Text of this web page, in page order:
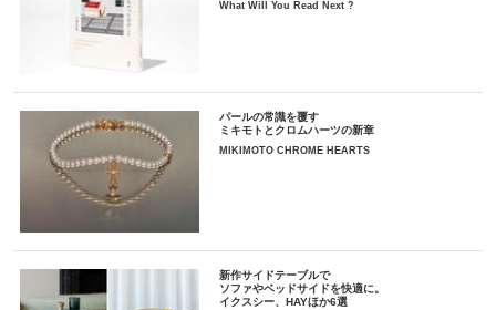
What Will You Read Next ?
パールの常識を覆す
ミキモトとクロムハーツの新章
MIKIMOTO CHROME HEARTS
新作サイドテーブルで
ソファやベッドサイドを快適に。
イクスシー、HAYほか6選